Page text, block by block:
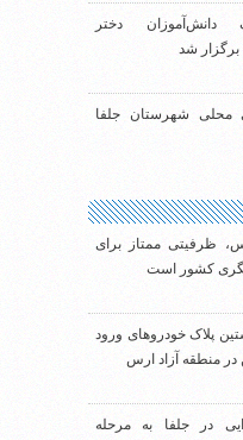
دختر
شد
محلی شهرستان جلفا
ظرفیتی ممتاز برای
کشور است
پلاک خودروهای ورود
منطقه آزاد ارس
در جلفا به مرحله